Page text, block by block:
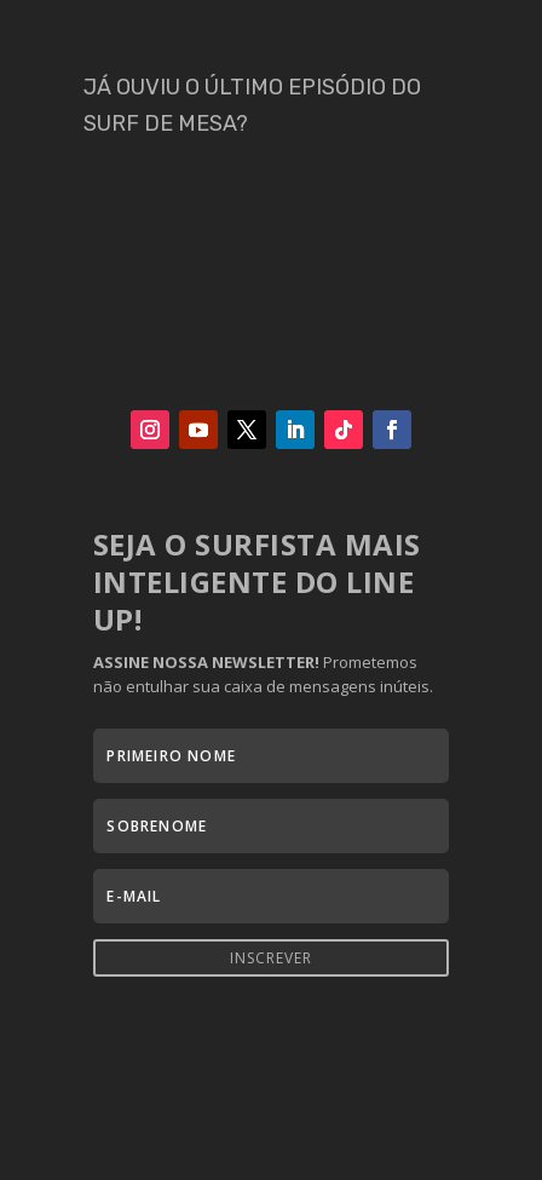
JÁ OUVIU O ÚLTIMO EPISÓDIO DO
SURF DE MESA?
SEJA O SURFISTA MAIS
INTELIGENTE DO LINE
UP!
ASSINE NOSSA NEWSLETTER! Prometemos
não entulhar sua caixa de mensagens inúteis.
INSCREVER